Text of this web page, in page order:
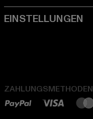
ZAHLUNGSMETHODEN